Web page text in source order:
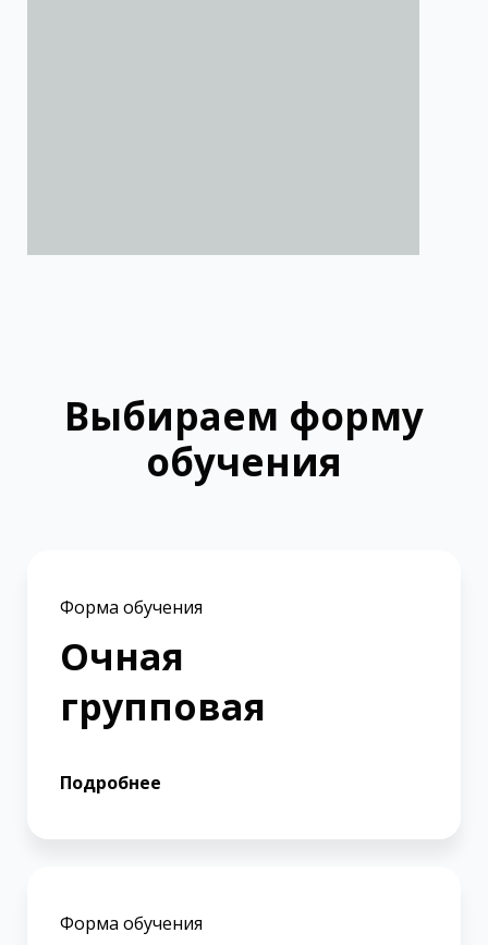
Выбираем форму
обучения
Форма обучения
Очная
групповая
Подробнее
Форма обучения